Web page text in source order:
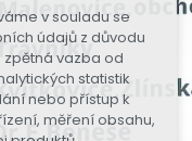
webu
(session):
volby jazyka,
v souladu se
údajů z důvodu
vazba od
statistik
nebo přístup k
měření obsahu,